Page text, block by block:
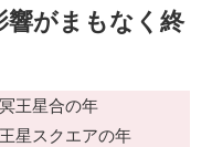
響がまもなく終
王星合の年
星スクエアの年